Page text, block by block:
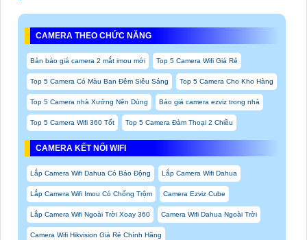
CAMERA THEO CHỨC NĂNG
Bản báo giá camera 2 mắt imou mới Top 5 Camera Wifi Giá Rẻ
Top 5 Camera Có Màu Ban Đêm Siêu Sáng Top 5 Camera Cho Kho Hàng
Top 5 Camera nhà Xưởng Nên Dùng Báo giá camera ezviz trong nhà
Top 5 Camera Wifi 360 Tốt Top 5 Camera Đàm Thoại 2 Chiều
CAMERA KẾT NỐI WIFI
Lắp Camera Wifi Dahua Có Báo Động Lắp Camera Wifi Dahua
Lắp Camera Wifi Imou Có Chống Trộm Camera Ezviz Cube
Lắp Camera Wifi Ngoài Trời Xoay 360 Camera Wifi Dahua Ngoài Trời
Camera Wifi Hikvision Giá Rẻ Chính Hãng